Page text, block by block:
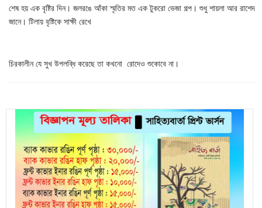
শেষ হয় এক বৃষ্টির দিন। জলরঙে আঁকা স্মৃতির মত এক টুকরো ভেজা গল্প। শুধু শায়লা আর রাশেদ
জানে। টিলায় বৃষ্টিকে সাক্ষী রেখে
চিরকালীন যে সুখ উপলব্ধি করেছে তা কখনো রোদেও শুকোবে না।